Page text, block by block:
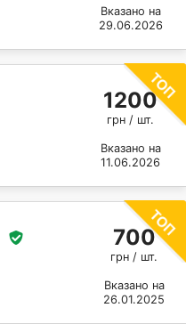
Вказано на
29.06.2026
1200
грн / шт.
Вказано на
11.06.2026
700
грн / шт.
Вказано на
26.01.2025